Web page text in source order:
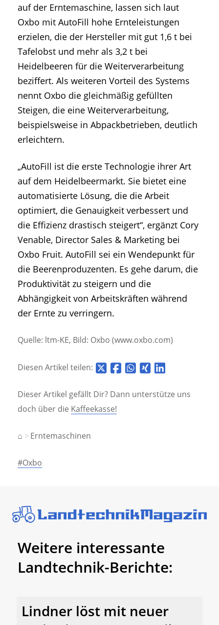
auf der Erntemaschine, lassen sich laut
Oxbo mit AutoFill hohe Ernteleistungen
erzielen, die der Hersteller mit gut 1,6 t bei
Tafelobst und mehr als 3,2 t bei
Heidelbeeren für die Weiterverarbeitung
beziffert. Als weiteren Vorteil des Systems
nennt Oxbo die gleichmäßig gefüllten
Steigen, die eine Weiterverarbeitung,
beispielsweise in Abpackbetrieben, deutlich
erleichtern.
„AutoFill ist die erste Technologie ihrer Art
auf dem Heidelbeermarkt. Sie bietet eine
automatisierte Lösung, die die Arbeit
optimiert, die Genauigkeit verbessert und
die Effizienz drastisch steigert“, ergänzt Cory
Venable, Director Sales & Marketing bei
Oxbo Fruit. AutoFill sei ein Wendepunkt für
die Beerenproduzenten. Es gehe darum, die
Produktivität zu steigern und die
Abhängigkeit von Arbeitskräften während
der Ernte zu verringern.
Quelle: ltm-KE, Bild: Oxbo (www.oxbo.com)
Diesen Artikel teilen:
Dieser Artikel gefällt Dir? Dann unterstütze uns
doch über die Kaffeekasse!
⌂ Erntemaschinen
#Oxbo
Weitere interessante
Landtechnik-Berichte:
Lindner löst mit neuer